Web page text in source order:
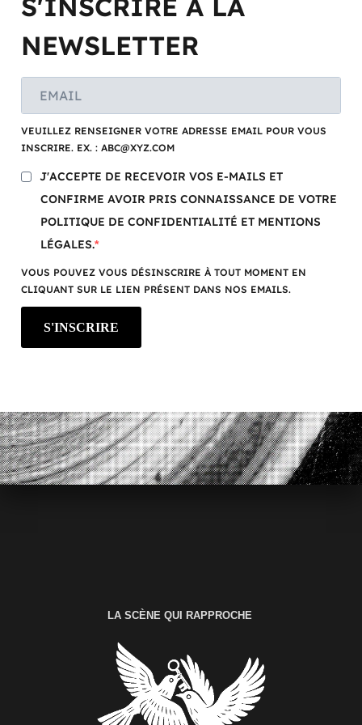
S'INSCRIRE À LA
NEWSLETTER
VEUILLEZ RENSEIGNER VOTRE ADRESSE EMAIL POUR VOUS
INSCRIRE. EX. : ABC@XYZ.COM
J'ACCEPTE DE RECEVOIR VOS E-MAILS ET
CONFIRME AVOIR PRIS CONNAISSANCE DE VOTRE
POLITIQUE DE CONFIDENTIALITÉ ET MENTIONS
LÉGALES.
VOUS POUVEZ VOUS DÉSINSCRIRE À TOUT MOMENT EN
CLIQUANT SUR LE LIEN PRÉSENT DANS NOS EMAILS.
S'INSCRIRE
LA SCÈNE QUI RAPPROCHE